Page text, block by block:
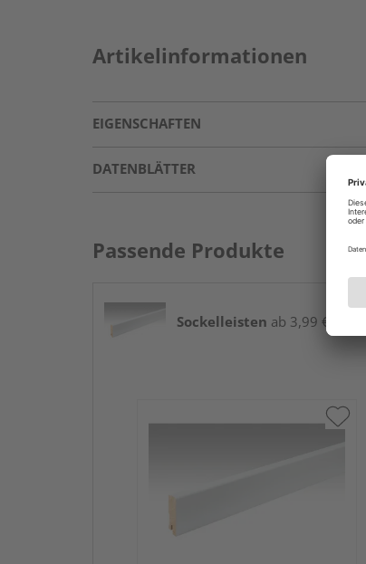
Artikelinformationen
EIGENSCHAFTEN
DATENBLÄTTER
Passende Produkte
Sockelleisten ab 3,99 € / lfm